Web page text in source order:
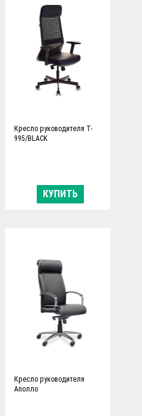
Кресло руководителя T-
995/BLACK
КУПИТЬ
Кресло руководителя
Аполло